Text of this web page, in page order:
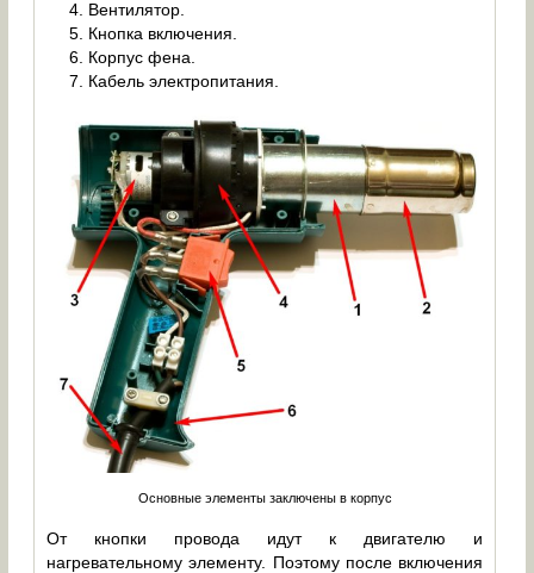
Вентилятор.
Кнопка включения.
Корпус фена.
Кабель электропитания.
Основные элементы заключены в корпус
От кнопки провода идут к двигателю и
нагревательному элементу. Поэтому после включения